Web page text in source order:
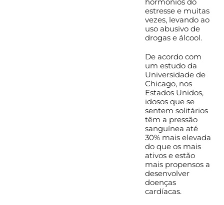
estresse e muitas
vezes, levando ao
uso abusivo de
drogas e álcool.
De acordo com
um estudo da
Universidade de
Chicago, nos
Estados Unidos,
idosos que se
sentem solitários
têm a pressão
sanguínea até
30% mais elevada
do que os mais
ativos e estão
mais propensos a
desenvolver
doenças
cardíacas.